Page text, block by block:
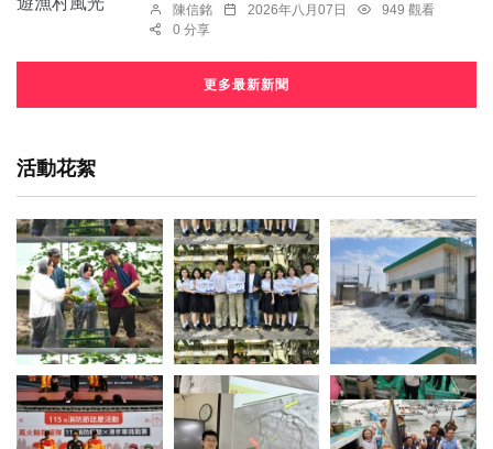
陳信銘 2026年八月07日
949 觀看
0 分享
更多最新新聞
活動花絮